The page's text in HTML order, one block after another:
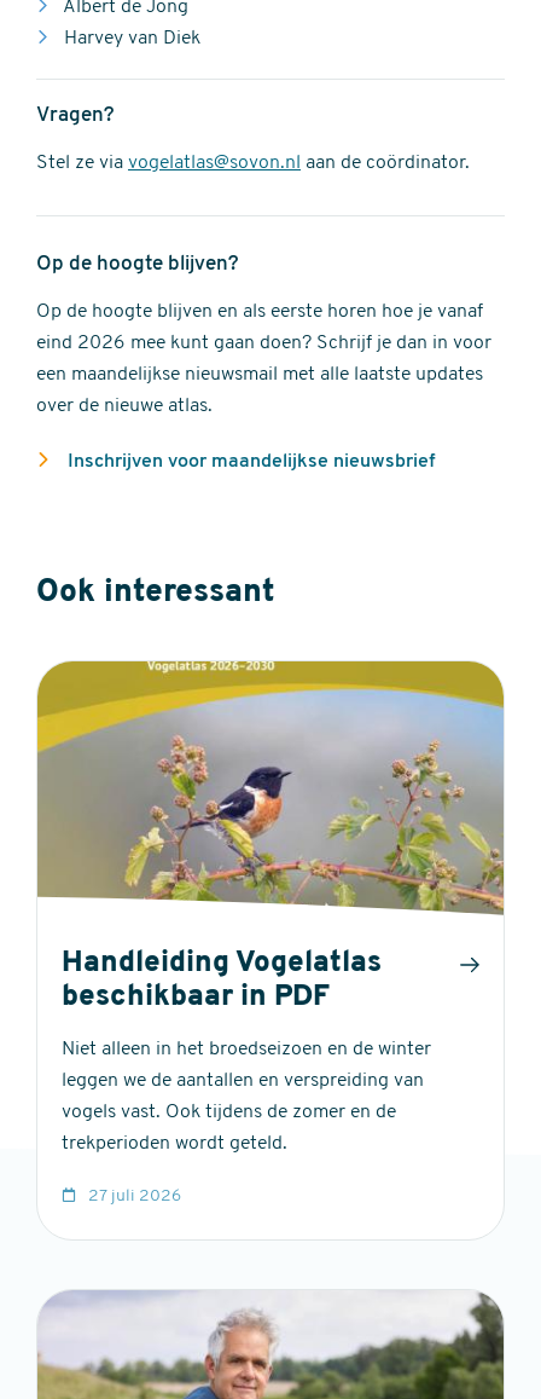
Albert de Jong
Harvey van Diek
Vragen?
Stel ze via vogelatlas@sovon.nl aan de coördinator.
Op de hoogte blijven?
Op de hoogte blijven en als eerste horen hoe je vanaf
eind 2026 mee kunt gaan doen? Schrijf je dan in voor
een maandelijkse nieuwsmail met alle laatste updates
over de nieuwe atlas.
Inschrijven voor maandelijkse nieuwsbrief
Ook interessant
Handleiding Vogelatlas
beschikbaar in PDF
Niet alleen in het broedseizoen en de winter
leggen we de aantallen en verspreiding van
vogels vast. Ook tijdens de zomer en de
trekperioden wordt geteld.
27 juli 2026